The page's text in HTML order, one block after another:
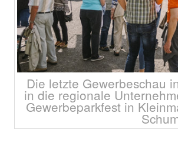
Die letzte Gewerbeschau
in die regionale
Gewerbeparkfest in